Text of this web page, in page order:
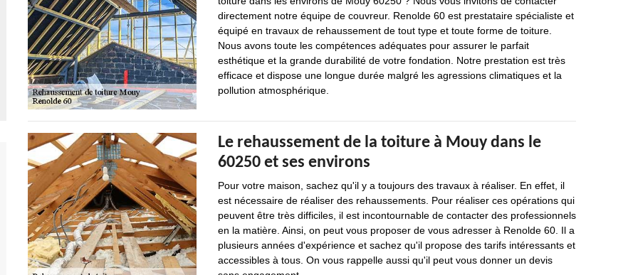
directement notre équipe de couvreur. Renolde 60 est prestataire spécialiste et
équipé en travaux de rehaussement de tout type et toute forme de toiture.
Nous avons toute les compétences adéquates pour assurer le parfait
esthétique et la grande durabilité de votre fondation. Notre prestation est très
efficace et dispose une longue durée malgré les agressions climatiques et la
pollution atmosphérique.
Le rehaussement de la toiture à Mouy dans le
60250 et ses environs
Pour votre maison, sachez qu'il y a toujours des travaux à réaliser. En effet, il
est nécessaire de réaliser des rehaussements. Pour réaliser ces opérations qui
peuvent être très difficiles, il est incontournable de contacter des professionnels
en la matière. Ainsi, on peut vous proposer de vous adresser à Renolde 60. Il a
plusieurs années d'expérience et sachez qu'il propose des tarifs intéressants et
accessibles à tous. On vous rappelle aussi qu'il peut vous donner un devis